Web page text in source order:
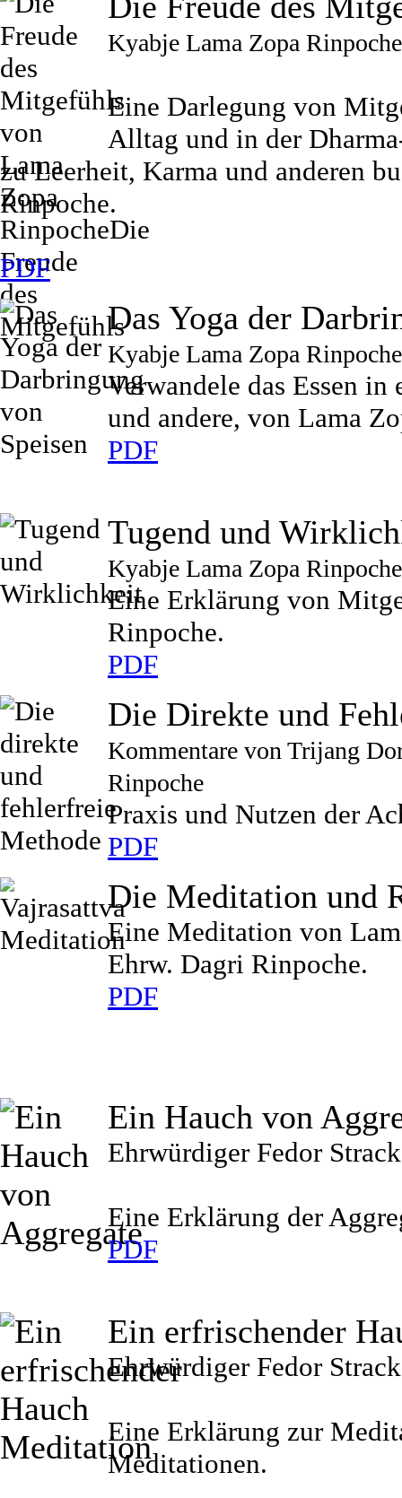
Kyabje Lama Zopa
Eine Darlegung von
Alltag und in der
zu Leerheit, Karma und anderen
Rinpoche.
PDF
Das Yoga der
Kyabje Lama Zopa Rinpoche
Verwandele das Essen
und andere, von Lama
PDF
Tugend und
Kyabje Lama Zopa Rinpoche
Eine Erklärung von
Rinpoche.
PDF
Die Direkte und
Kommentare von Trijang
Rinpoche
Praxis und Nutzen der
PDF
Die Meditation und
Eine Meditation von
Ehrw. Dagri Rinpoche.
PDF
Ein Hauch von
Ehrwürdiger Fedor
Eine Erklärung der
PDF
Ein erfrischender
Ehrwürdiger Fedor
Eine Erklärung zur
Meditationen.